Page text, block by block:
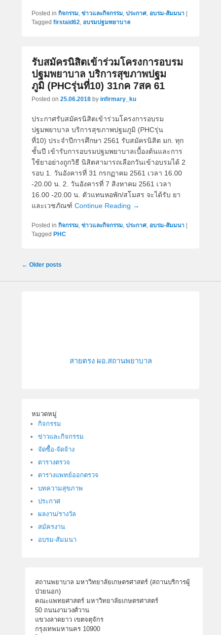
Posted in กิจกรรม, ข่าวและกิจกรรม, ประกาศ, อบรม-สัมมนา
Tagged firstaid62, อบรมปฐมพยาบาล
รับสมัครนิสิตเข้าร่วมโครงการอบรม
ปฐมพยาบาล บริการสุขภาพปฐม
ภูมิ (PHCรุ่นที่10) 31กค 7สค 61
Posted on 25.06.2018 by infirmary_ku
ประกาศรับสมัครนิสิตเข้าร่วมโครงการอบรม
ปฐมพยาบาล บริการสุขภาพปฐมภูมิ (PHCรุ่น
ที่10) ประจำปีการศึกษา 2561 รับสมัครนิสิต มก. ทุก
ชั้นปี เข้ารับการอบรมปฐมพยาบาลเบื้องต้นและการ
ใช้ยาอย่างถูกวิธี นิสิตสามารถเลือกวันเข้าอบรมได้ 2
รอบ 1. วันอังคารที่ 31 กรกฏาคม 2561 เวลา 16.00
-20.00 น. 2. วันอังคารที่ 7 สิงหาคม 2561 เวลา
16.00 -20.00 น. ตัวแทนหอพัก/สโมสร จะได้รับ ยา
และเวชภัณฑ์ Continue Reading →
Posted in กิจกรรม, ข่าวและกิจกรรม, ประกาศ, อบรม-สัมมนา
Tagged PHC
Post
← Older posts
สายตรง ผอ.สถานพยาบาล
หมวดหมู่
กิจกรรม
ข่าวและกิจกรรม
จัดซื้อ-จัดจ้าง
ตารางตรวจ
ตารางแพทย์ออกตรวจ
บทความสุขภาพ
ประกาศ
ผลงาน/รางวัล
สมัครงาน
อบรม-สัมมนา
สถานพยาบาล มหาวิทยาลัยเกษตรศาสตร์ (สถานบริการผู้
ป่วยนอก)
คณะแพทยศาสตร์ มหาวิทยาลัยเกษตรศาสตร์
50 ถนนงามวงศ์วาน
แขวงลาดยาว เขตจตุจักร
กรุงเทพมหานคร 10900